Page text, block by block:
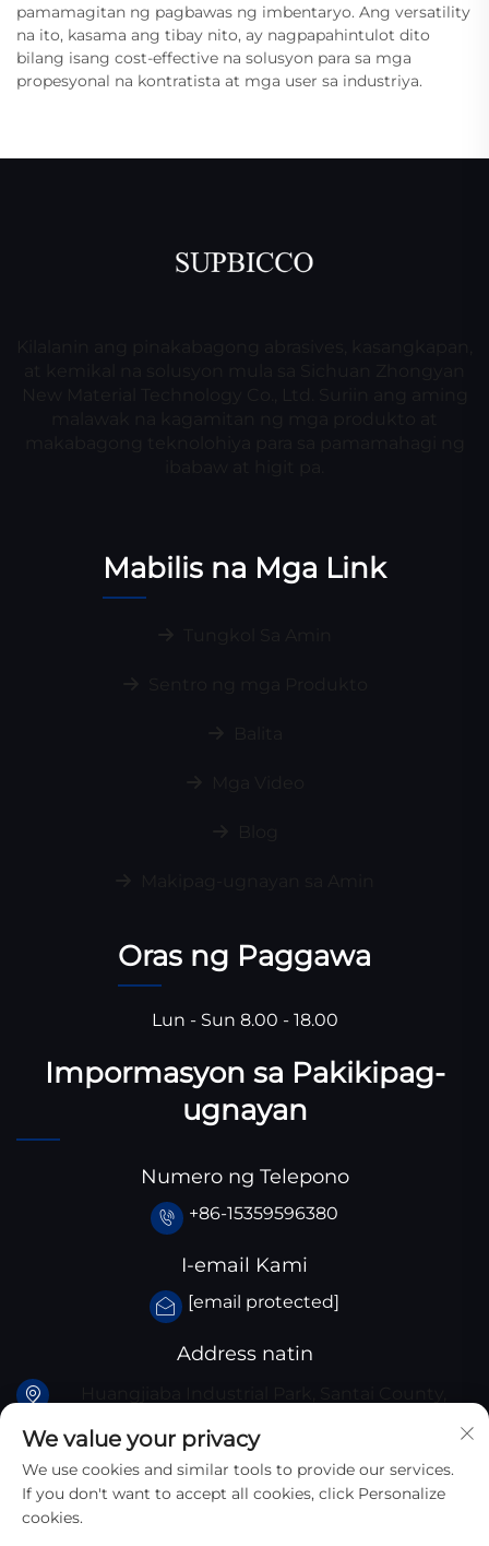
pamamagitan ng pagbawas ng imbentaryo. Ang versatility
na ito, kasama ang tibay nito, ay nagpapahintulot dito
bilang isang cost-effective na solusyon para sa mga
propesyonal na kontratista at mga user sa industriya.
Mabilis na Mga Link
Oras ng Paggawa
Lun - Sun 8.00 - 18.00
Impormasyon sa Pakikipag-
ugnayan
Numero ng Telepono
+86-15359596380
I-email Kami
[email protected]
Address natin
Sichuan Province, China
We value your privacy
We use cookies and similar tools to provide our services.
If you don't want to accept all cookies, click Personalize
cookies.